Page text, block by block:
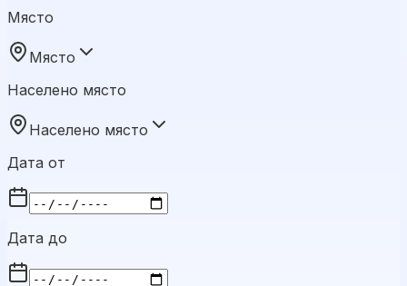
Място
Място
Населено място
Населено място
Дата от
Дата до